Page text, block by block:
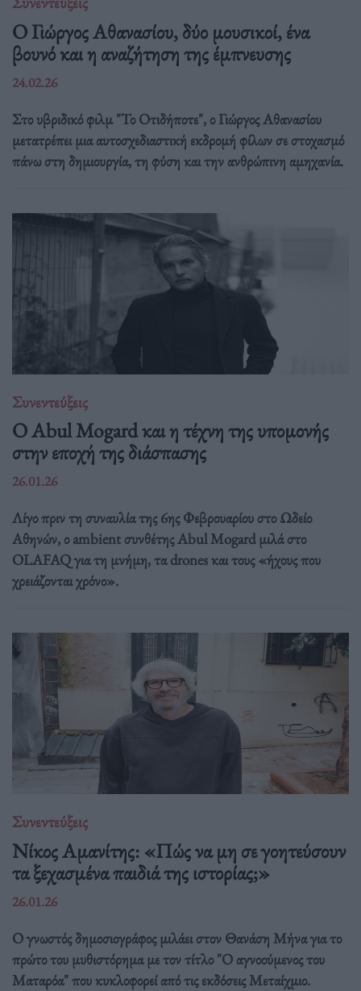
Ο Γιώργος Αθανασίου, δύο μουσικοί, ένα
βουνό και η αναζήτηση της έμπνευσης
24.02.26
Στο υβριδικό φιλμ "Το Οτιδήποτε", ο Γιώργος Αθανασίου
μετατρέπει μια αυτοσχεδιαστική εκδρομή φίλων σε στοχασμό
πάνω στη δημιουργία, τη φύση και την ανθρώπινη αμηχανία.
Συνεντεύξεις
Ο Abul Mogard και η τέχνη της υπομονής
στην εποχή της διάσπασης
26.01.26
Λίγο πριν τη συναυλία της 6ης Φεβρουαρίου στο Ωδείο
Αθηνών, ο ambient συνθέτης Abul Mogard μιλά στο
OLAFAQ για τη μνήμη, τα drones και τους «ήχους που
χρειάζονται χρόνο».
Συνεντεύξεις
Νίκος Αμανίτης: «Πώς να μη σε γοητεύσουν
τα ξεχασμένα παιδιά της ιστορίας;»
26.01.26
Ο γνωστός δημοσιογράφος μιλάει στον Θανάση Μήνα για το
πρώτο του μυθιστόρημα με τον τίτλο "Ο αγνοούμενος του
Ματαρόα" που κυκλοφορεί από τις εκδόσεις Μεταίχμιο.